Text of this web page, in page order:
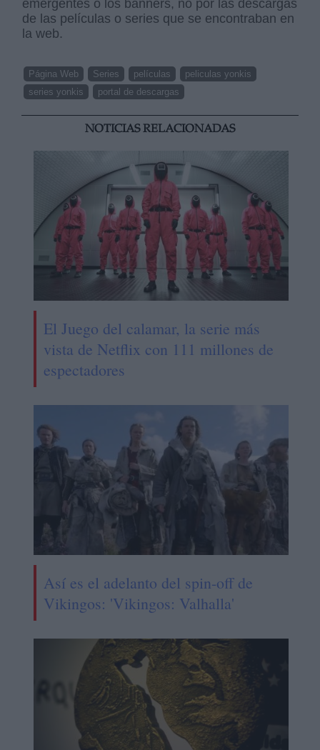
emergentes o los banners, no por las descargas
de las películas o series que se encontraban en
la web.
Página Web Series películas
peliculas yonkis
series yonkis
portal de descargas
NOTICIAS RELACIONADAS
El Juego del calamar, la serie más
vista de Netflix con 111 millones de
espectadores
Así es el adelanto del spin-off de
Vikingos: 'Vikingos: Valhalla'